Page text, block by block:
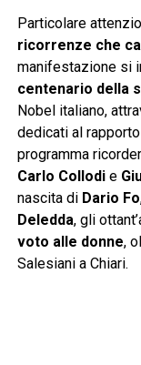
Particolare
ricorrenze che
manifestazione si
centenario della
Nobel italiano,
dedicati al
programma
Carlo Collodie
nascita di Dario Fo
Deledda, gli
voto alle donne,
Salesiani a Chiari.